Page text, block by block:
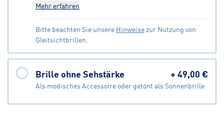
Mehr erfahren
Bitte beachten Sie unsere Hinweisezur Nutzung von
Gleitsichtbrillen.
Brille ohne Sehstärke +49,00 €
Als modisches Accessoire oder getönt als Sonnenbrille